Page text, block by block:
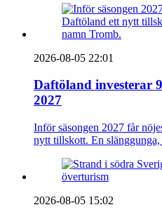
2026-08-05 22:01
Daftöland investerar
2027
Inför säsongen 2027 får
nytt tillskott. En
2026-08-05 15:02